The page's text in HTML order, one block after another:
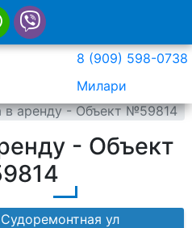
8 (909) 598-0738
Милари
в аренду - Объект №59814
- Объект
Судоремонтная ул